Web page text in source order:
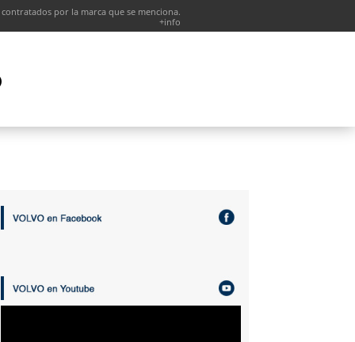
por la marca que se menciona.
+info